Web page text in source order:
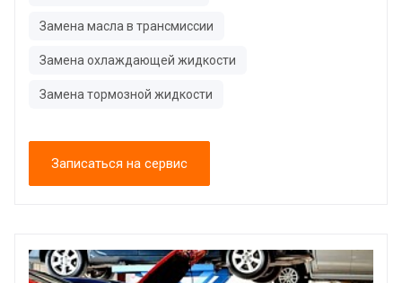
Замена масла в трансмиссии
Замена охлаждающей жидкости
Замена тормозной жидкости
Записаться на сервис